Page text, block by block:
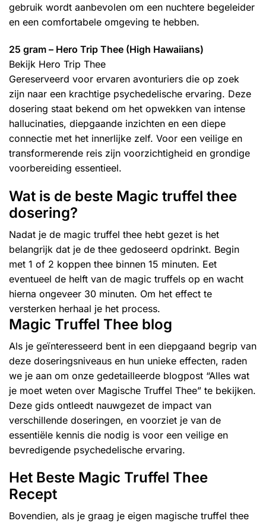
gebruik wordt aanbevolen om een nuchtere begeleider
en een comfortabele omgeving te hebben.
25 gram – Hero Trip Thee (High Hawaiians)
Bekijk Hero Trip Thee
Gereserveerd voor ervaren avonturiers die op zoek
zijn naar een krachtige psychedelische ervaring. Deze
dosering staat bekend om het opwekken van intense
hallucinaties, diepgaande inzichten en een diepe
connectie met het innerlijke zelf. Voor een veilige en
transformerende reis zijn voorzichtigheid en grondige
voorbereiding essentieel.
Wat is de beste Magic truffel thee
dosering?
Nadat je de magic truffel thee hebt gezet is het
belangrijk dat je de thee gedoseerd opdrinkt. Begin
met 1 of 2 koppen thee binnen 15 minuten. Eet
eventueel de helft van de magic truffels op en wacht
hierna ongeveer 30 minuten. Om het effect te
versterken herhaal je het process.
Magic Truffel Thee blog
Als je geïnteresseerd bent in een diepgaand begrip van
deze doseringsniveaus en hun unieke effecten, raden
we je aan om onze gedetailleerde blogpost “Alles wat
je moet weten over Magische Truffel Thee” te bekijken.
Deze gids ontleedt nauwgezet de impact van
verschillende doseringen, en voorziet je van de
essentiële kennis die nodig is voor een veilige en
bevredigende psychedelische ervaring.
Het Beste Magic Truffel Thee
Recept
Bovendien, als je graag je eigen magische truffel thee